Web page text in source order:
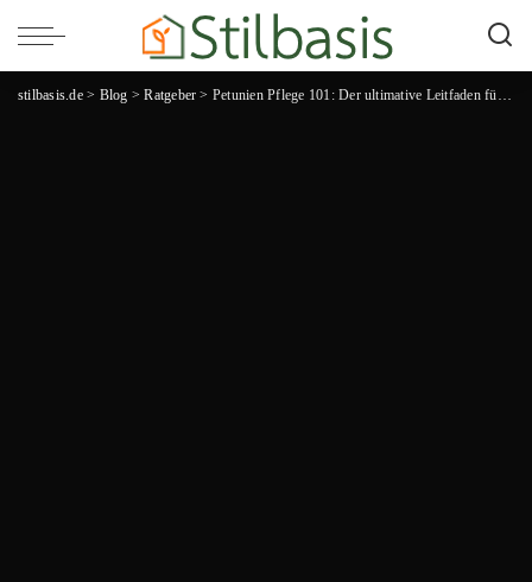
stilbasis.de> Blog >Ratgeber > Petunien Pflege 101: Der ultimative Leitfaden für eine atemberaubende Blütenpracht